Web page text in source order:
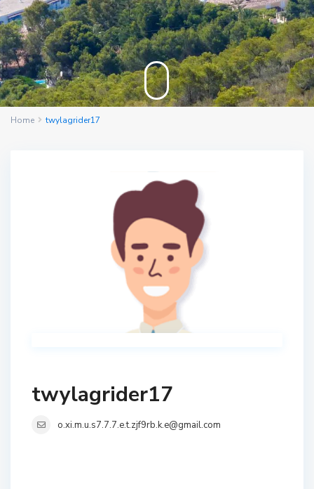
Home twylagrider17
twylagrider17
o.xi.m.u.s7.7.7.e.t.zjf9rb.k.e@gmail.com